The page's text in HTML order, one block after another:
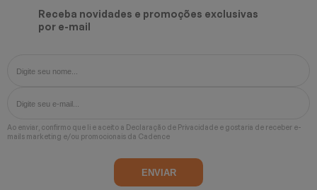
Receba novidades e promoções exclusivas
por e-mail
Ao enviar, confirmo que li e aceito a Declaração de Privacidade e gostaria de receber e-
mails marketing e/ou promocionais da Cadence